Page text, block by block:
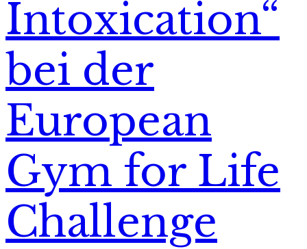
Intoxication“
bei der
European
Gym for Life
Challenge